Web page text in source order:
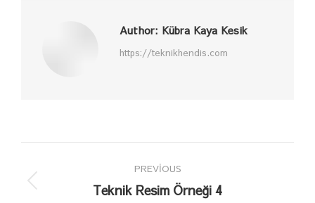
Author: Kübra Kaya Kesik
https://teknikhendis.com
navigation
PREVIOUS
Previous
Teknik Resim Örneği 4